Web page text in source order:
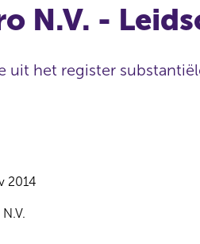
N.V. -
uit het register
2014